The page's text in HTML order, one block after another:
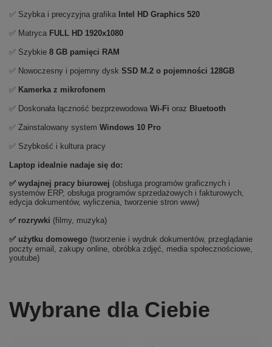
✅ Szybka i precyzyjna grafika Intel HD Graphics 520
✅ Matryca FULL HD 1920x1080
✅ Szybkie 8 GB pamięci RAM
✅ Nowoczesny i pojemny dysk SSD M.2 o pojemności 128GB
✅ Kamerka z mikrofonem
✅ Doskonała łączność bezprzewodowa Wi-Fi oraz Bluetooth
✅ Zainstalowany system Windows 10 Pro
✅ Szybkość i kultura pracy
Laptop idealnie nadaje się do:
✅ wydajnej pracy biurowej (obsługa programów graficznych i
systemów ERP, obsługa programów sprzedażowych i fakturowych,
edycja dokumentów, wyliczenia, tworzenie stron www)
✅ rozrywki (filmy, muzyka)
✅ użytku domowego (tworzenie i wydruk dokumentów, przeglądanie
poczty email, zakupy online, obróbka zdjęć, media społecznościowe,
youtube)
Wybrane dla Ciebie